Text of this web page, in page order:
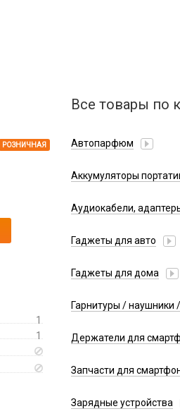
РОЗНИЧНАЯ
1
1
Все товары по
Автопарфюм
Аккумуляторы
Аудиокабели,
Аудиокабель
Колонки беспроводные
Гаджеты для авто
Парковочные
Гаджеты для дома
Разное
Гарнитуры / наушники
Гарнитуры Bluetooth
Проводные USB-C
Держатели для
Липперы
Запчасти для
Антенны
Зарядные устройства